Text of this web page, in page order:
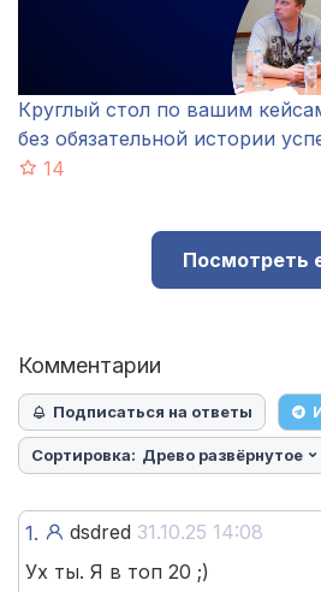
Круглый стол по вашим
без обязательной истории
14
Посмотреть
Комментарии
Подписаться на ответы
Сортировка: Древо развёрнутое
1. dsdred 31.10.25 14:08
Ух ты. Я в топ 20 ;)